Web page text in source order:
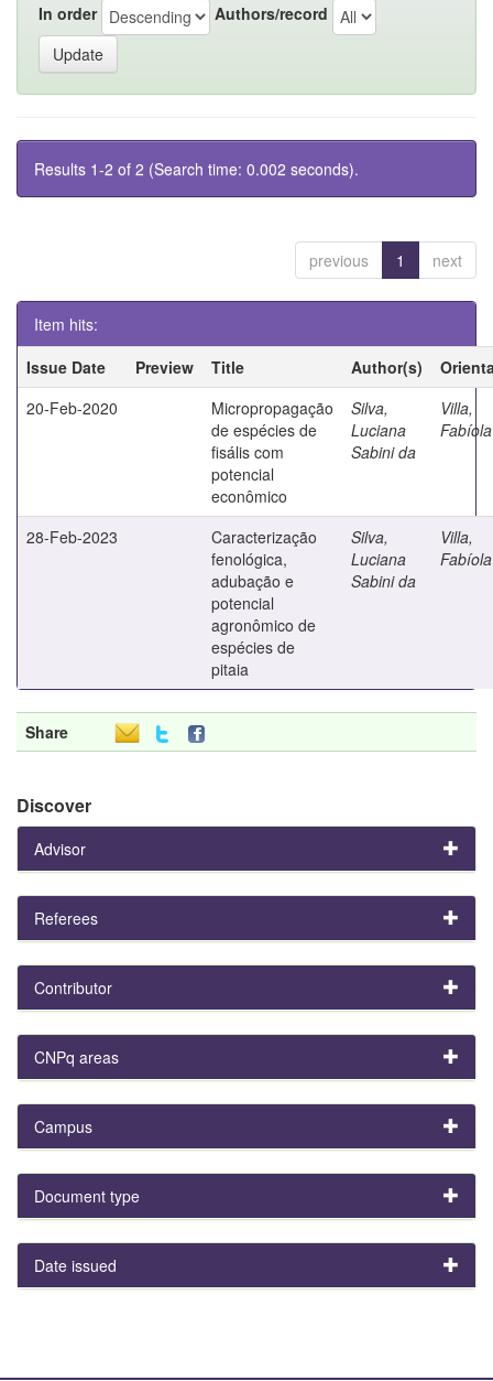
In order Authors/record
Results 1-2 of 2 (Search time: 0.002 seconds).
previous 1 next
Item hits:
Issue Date
Preview Title Author(s)
20-Feb-2020
Micropropagação
de espécies de
fisális com
potencial
econômico
Silva,
Luciana
Sabini da
Villa,
Fabíola
28-Feb-2023
Caracterização
fenológica,
adubação e
potencial
agronômico de
espécies de
pitaia
Silva,
Luciana
Sabini da
Villa,
Fabíola
Share
Discover
Advisor
Referees
Contributor
CNPq areas
Campus
Document type
Date issued